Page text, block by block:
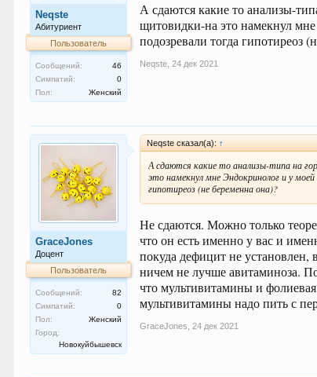
Neqste
Абитуриент
Пользователь
Сообщений:
46
Симпатий:
0
Пол:
Женский
А сдаются какие то анализы-
щитовидки-на это намекнул
подозревали тогда гипотиреоз
Neqste 24 дек 2021
GraceJones
Доцент
Пользователь
Сообщений:
82
Симпатий:
0
Пол:
Женский
Город:
Новокуйбышевск
Neqste сказал(а): ↑
А сдаются какие то анализы-типа на
это намекнул мне Эндокринолог и у
гипотиреоз (не беременна она)?
Не сдаются. Можно только
что он есть именно у вас и
покуда дефицит не установлен,
ничем не лучше авитаминоза.
что мультивитамины и
мультивитамины надо пить с
GraceJones 24 дек 2021